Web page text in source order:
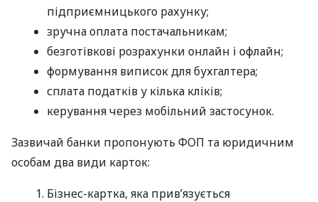
підприємницького рахунку;
зручна оплата постачальникам;
безготівкові розрахунки онлайн і офлайн;
формування виписок для бухгалтера;
сплата податків у кілька кліків;
керування через мобільний застосунок.
Зазвичай банки пропонують ФОП та юридичним
особам два види карток:
Бізнес-картка, яка прив’язується